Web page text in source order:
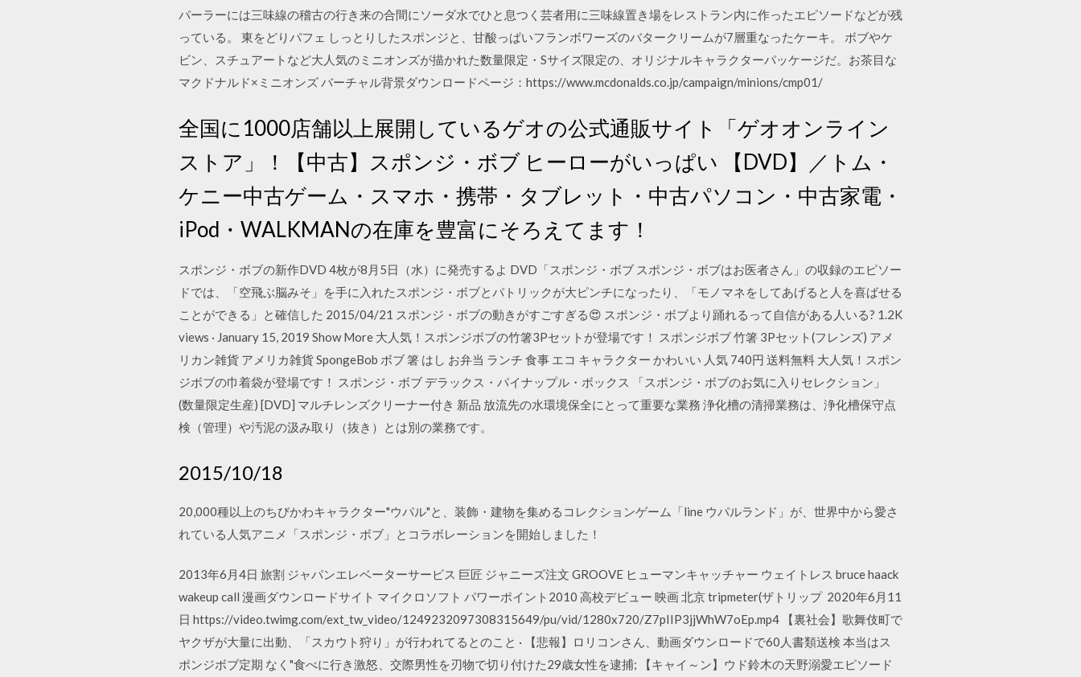
パーラーには三味線の稽古の行き来の合間にソーダ水でひと息つく芸者用に三味線置き場をレストラン内に作ったエピソードなどが残
っている。 東をどりパフェ しっとりしたスポンジと、甘酸っぱいフランボワーズのバタークリームが7層重なったケーキ。 ボブやケ
ビン、スチュアートなど大人気のミニオンズが描かれた数量限定・Sサイズ限定の、オリジナルキャラクターパッケージだ。お茶目な
マクドナルド×ミニオンズ バーチャル背景ダウンロードページ：https://www.mcdonalds.co.jp/campaign/minions/cmp01/
全国に1000店舗以上展開しているゲオの公式通販サイト「ゲオオンライン
ストア」！【中古】スポンジ・ボブ ヒーローがいっぱい 【DVD】／トム・
ケニー中古ゲーム・スマホ・携帯・タブレット・中古パソコン・中古家電・
iPod・WALKMANの在庫を豊富にそろえてます！
スポンジ・ボブの新作DVD 4枚が8月5日（水）に発売するよ DVD「スポンジ・ボブ スポンジ・ボブはお医者さん」の収録のエピソー
ドでは、「空飛ぶ脳みそ」を手に入れたスポンジ・ボブとパトリックが大ピンチになったり、「モノマネをしてあげると人を喜ばせる
ことができる」と確信した 2015/04/21 スポンジ・ボブの動きがすごすぎる😍 スポンジ・ボブより踊れるって自信がある人いる? 1.2K
views · January 15, 2019 Show More 大人気！スポンジボブの竹箸3Pセットが登場です！ スポンジボブ 竹箸 3Pセット(フレンズ) アメ
リカン雑貨 アメリカ雑貨 SpongeBob ボブ 箸 はし お弁当 ランチ 食事 エコ キャラクター かわいい 人気 740円 送料無料 大人気！スポン
ジボブの巾着袋が登場です！ スポンジ・ボブ デラックス・パイナップル・ボックス 「スポンジ・ボブのお気に入りセレクション」
(数量限定生産) [DVD] マルチレンズクリーナー付き 新品 放流先の水環境保全にとって重要な業務 浄化槽の清掃業務は、浄化槽保守点
検（管理）や汚泥の汲み取り（抜き）とは別の業務です。
2015/10/18
20,000種以上のちびかわキャラクター"ウパル"と、装飾・建物を集めるコレクションゲーム「line ウパルランド」が、世界中から愛さ
れている人気アニメ「スポンジ・ボブ」とコラボレーションを開始しました！
2013年6月4日 旅割 ジャパンエレベーターサービス 巨匠 ジャニーズ注文 GROOVE ヒューマンキャッチャー ウェイトレス bruce haack
wakeup call 漫画ダウンロードサイト マイクロソフト パワーポイント2010 高校デビュー 映画 北京 tripmeter(ザトリップ 2020年6月11
日 https://video.twimg.com/ext_tw_video/1249232097308315649/pu/vid/1280x720/Z7pIIP3jjWhW7oEp.mp4 【裏社会】歌舞伎町で
ヤクザが大量に出動、「スカウト狩り」が行われてるとのこと · 【悲報】ロリコンさん、動画ダウンロードで60人書類送検 本当はス
ポンジボブ定期 なく"食べに行き激怒、交際男性を刃物で切り付けた29歳女性を逮捕; 【キャイ～ン】ウド鈴木の天野溺愛エピソード